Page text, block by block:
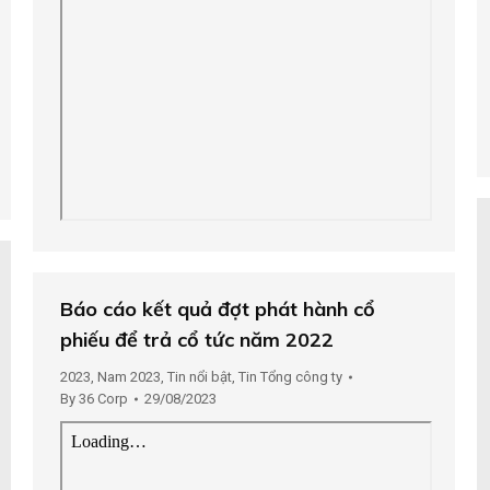
Báo cáo kết quả đợt phát hành cổ
phiếu để trả cổ tức năm 2022
2023, Nam 2023, Tin nổi bật, Tin Tổng công ty
By 36 Corp 29/08/2023